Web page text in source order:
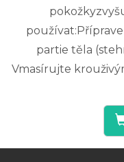
partie těla
Vmasírujte